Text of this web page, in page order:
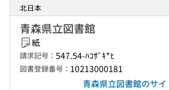
北日本
青森県立図書館
紙
請求記号： 547.54-ﾊｺｻﾞｷ*ﾋ
図書登録番号： 10213000181
青森県立図書館のサ